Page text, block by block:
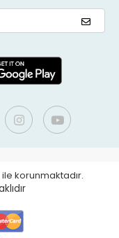
ile korunmaktadır.